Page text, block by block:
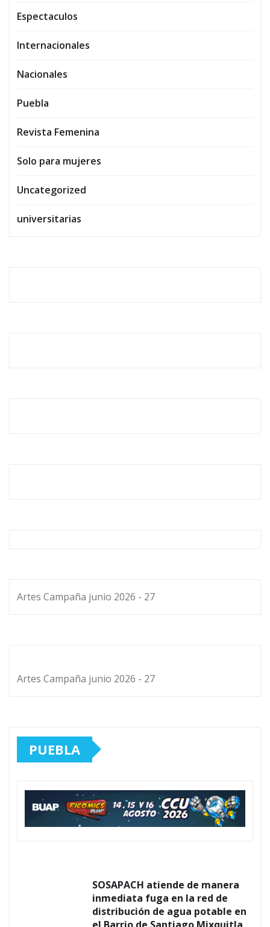
Espectaculos
Internacionales
Nacionales
Puebla
Revista Femenina
Solo para mujeres
Uncategorized
universitarias
Artes Campaña junio 2026 - 27
Artes Campaña junio 2026 - 27
PUEBLA
SOSAPACH atiende de manera
inmediata fuga en la red de
distribución de agua potable en
el Barrio de Santiago Mixquitla